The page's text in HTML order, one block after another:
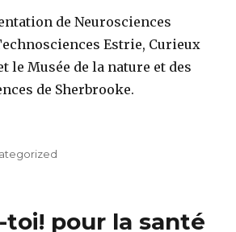
de Neurosciences
Estrie, Curieux
le Musée de la nature et des
de Sherbrooke.
toi! pour la santé